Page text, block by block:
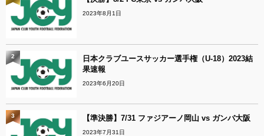
2023年8月1日
日本クラブユースサッカー選手権（U-18）2023結
果速報
2023年6月20日
2
【準決勝】7/31 ファジアーノ岡山 vs ガンバ大阪
2023年7月31日
3